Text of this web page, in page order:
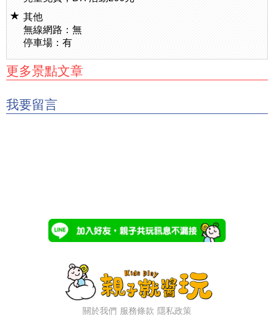
其他
無線網路：無
停車場：有
更多景點文章
我要留言
關於我們 服務條款 隱私政策